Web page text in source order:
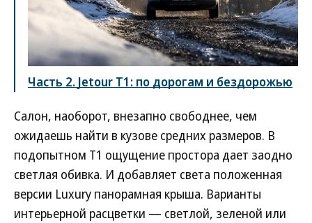
Часть 2. Jetour T1: по дорогам и бездорожью
Салон, наоборот, внезапно свободнее, чем
ожидаешь найти в кузове средних размеров. В
подопытном Т1 ощущение простора дает заодно
светлая обивка. И добавляет света положенная
версии Luxury панорамная крыша. Варианты
интерьерной расцветки — светлой, зеленой или